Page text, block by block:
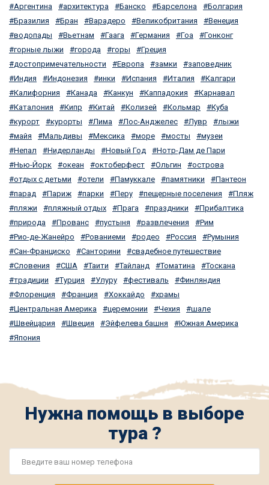
Аргентина
архитектура Банско Барселона
Болгария
Бразилия
Бран Варадеро Великобритания
Венеция
водопады
Вьетнам Гаага Германия Гоа
Гонконг
горные лыжи
города горы
Греция
достопримечательности
Европа замки
заповедник
Индия
Индонезия инки Испания Италия
Калгари
Калифорния
Канада Канкун Каппадокия
Карнавал
Каталония
Кипр Китай Колизей Кольмар
Куба
курорт
курорты Лима Лос-Анджелес Лувр
лыжи
майя
Мальдивы Мексика море мосты
музеи
Непал
Нидерланды Новый Год
Нотр-Дам де Пари
Нью-Йорк
океан октоберфест Ольгин
острова
отдых с детьми
отели Памуккале памятники
Пантеон
парад
Париж парки Перу пещерные поселения
Пляж
пляжи
пляжный отдых Прага праздники
Прибалтика
природа
Прованс пустыня развлечения
Рим
Рио-де-Жанейро
Рованиеми родео Россия
Румыния
Сан-Франциско
Санторини
свадебное путешествие
Словения
США Таити Тайланд Томатина
Тоскана
традиции
Турция Улуру фестиваль
Финляндия
Флоренция
Франция Хоккайдо
храмы
Центральная Америка
церемонии Чехия
шале
Швейцария
Швеция Эйфелева башня
Южная Америка
Япония
Нужна помощь в выборе
тура ?